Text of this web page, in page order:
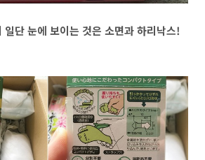
단 눈에 보이는 것은 소면과 하리낙스!